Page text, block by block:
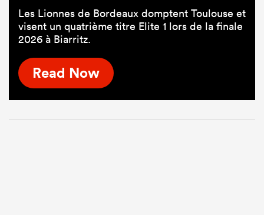
Les Lionnes de Bordeaux domptent Toulouse et
visent un quatrième titre Elite 1 lors de la finale
2026 à Biarritz.
Read Now